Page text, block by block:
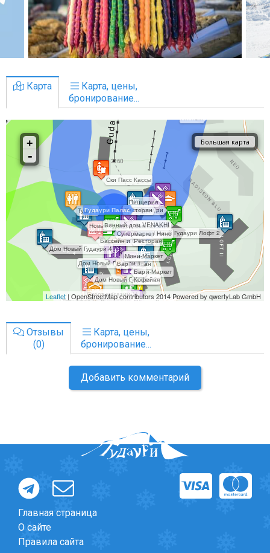
Карта
Карта, цены,
бронирование...
Отзывы
(0)
Карта, цены,
бронирование...
Добавить комментарий
Главная страница
О сайте
Правила сайта